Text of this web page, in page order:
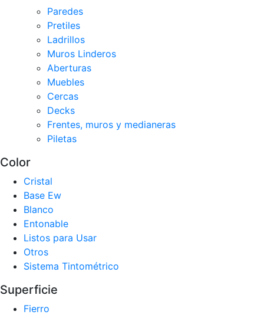
Paredes
Pretiles
Ladrillos
Muros Linderos
Aberturas
Muebles
Cercas
Decks
Frentes, muros y medianeras
Piletas
Color
Cristal
Base Ew
Blanco
Entonable
Listos para Usar
Otros
Sistema Tintométrico
Superficie
Fierro